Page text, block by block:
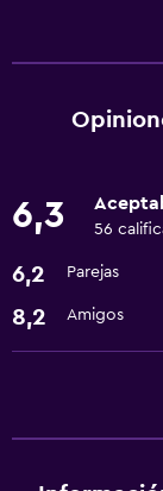
Wifi gratis
Lavandería
Servicios de
6,3 56
6,2 Parejas
8,2 Amigos